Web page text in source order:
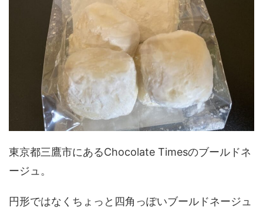
東京都三鷹市にあるChocolate Timesのブールドネ
ージュ。
円形ではなくちょっと四角っぽいブールドネージュ